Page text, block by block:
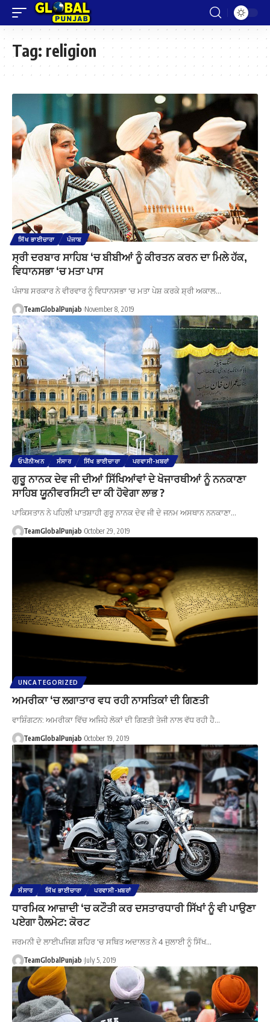
Tag: religion
ਸਿੱਖ ਭਾਈਚਾਰਾ ਪੰਜਾਬ
ਸ੍ਰੀ ਦਰਬਾਰ ਸਾਹਿਬ ‘ਚ ਬੀਬੀਆਂ ਨੂੰ ਕੀਰਤਨ ਕਰਨ ਦਾ ਮਿਲੇ ਹੱਕ,
ਵਿਧਾਨਸਭਾ ‘ਚ ਮਤਾ ਪਾਸ
ਪੰਜਾਬ ਸਰਕਾਰ ਨੇ ਵੀਰਵਾਰ ਨੂੰ ਵਿਧਾਨਸਭਾ 'ਚ ਮਤਾ ਪੇਸ਼ ਕਰਕੇ ਸ਼੍ਰੀ ਅਕਾਲ…
TeamGlobalPunjab November 8, 2019
ਓਪੀਨੀਅਨ ਸੰਸਾਰ ਸਿੱਖ ਭਾਈਚਾਰਾ ਪਰਵਾਸੀ-ਖ਼ਬਰਾਂ
ਗੁਰੂ ਨਾਨਕ ਦੇਵ ਜੀ ਦੀਆਂ ਸਿੱਖਿਆਂਵਾਂ ਦੇ ਖੋਜਾਰਥੀਆਂ ਨੂੰ ਨਨਕਾਣਾ
ਸਾਹਿਬ ਯੂਨੀਵਰਸਿਟੀ ਦਾ ਕੀ ਹੋਵੇਗਾ ਲਾਭ ?
ਪਾਕਿਸਤਾਨ ਨੇ ਪਹਿਲੀ ਪਾਤਸ਼ਾਹੀ ਗੁਰੂ ਨਾਨਕ ਦੇਵ ਜੀ ਦੇ ਜਨਮ ਅਸਥਾਨ ਨਨਕਾਣਾ…
TeamGlobalPunjab October 29, 2019
UNCATEGORIZED
ਅਮਰੀਕਾ ‘ਚ ਲਗਾਤਾਰ ਵਧ ਰਹੀ ਨਾਸਤਿਕਾਂ ਦੀ ਗਿਣਤੀ
ਵਾਸ਼ਿੰਗਟਨ: ਅਮਰੀਕਾ ਵਿੱਚ ਅਜਿਹੇ ਲੋਕਾਂ ਦੀ ਗਿਣਤੀ ਤੇਜੀ ਨਾਲ ਵੱਧ ਰਹੀ ਹੈ…
TeamGlobalPunjab October 19, 2019
ਸੰਸਾਰ ਸਿੱਖ ਭਾਈਚਾਰਾ ਪਰਵਾਸੀ-ਖ਼ਬਰਾਂ
ਧਾਰਮਿਕ ਆਜ਼ਾਦੀ ‘ਚ ਕਟੌਤੀ ਕਰ ਦਸਤਾਰਧਾਰੀ ਸਿੱਖਾਂ ਨੂੰ ਵੀ ਪਾਉਣਾ
ਪਏਗਾ ਹੈਲਮੇਟ: ਕੋਰਟ
ਜਰਮਨੀ ਦੇ ਲਾਈਪਜਿਗ ਸ਼ਹਿਰ 'ਚ ਸਥਿਤ ਅਦਾਲਤ ਨੇ 4 ਜੁਲਾਈ ਨੂੰ ਸਿੱਖ…
TeamGlobalPunjab July 5, 2019